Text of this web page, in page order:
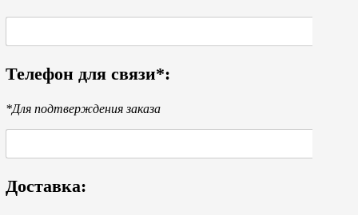
Телефон для связи*:
*Для подтверждения заказа
Доставка: